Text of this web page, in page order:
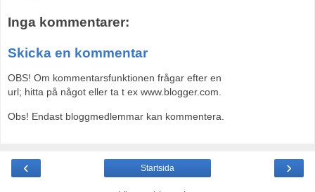
Inga kommentarer:
Skicka en kommentar
OBS! Om kommentarsfunktionen frågar efter en
url; hitta på något eller ta t ex www.blogger.com.
Obs! Endast bloggmedlemmar kan kommentera.
‹ ›
Startsida